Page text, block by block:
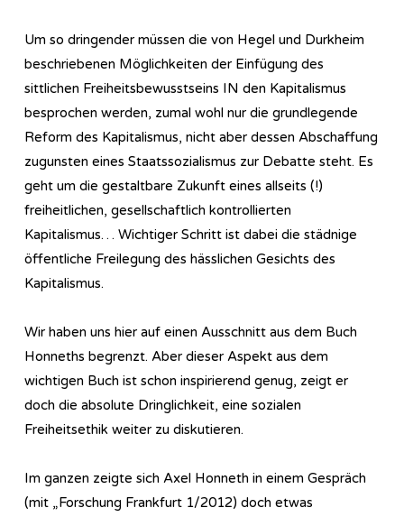
Um so dringender müssen die von Hegel und Durkheim
beschriebenen Möglichkeiten der Einfügung des
sittlichen Freiheitsbewusstseins IN den Kapitalismus
besprochen werden, zumal wohl nur die grundlegende
Reform des Kapitalismus, nicht aber dessen Abschaffung
zugunsten eines Staatssozialismus zur Debatte steht. Es
geht um die gestaltbare Zukunft eines allseits (!)
freiheitlichen, gesellschaftlich kontrollierten
Kapitalismus… Wichtiger Schritt ist dabei die städnige
öffentliche Freilegung des hässlichen Gesichts des
Kapitalismus.
Wir haben uns hier auf einen Ausschnitt aus dem Buch
Honneths begrenzt. Aber dieser Aspekt aus dem
wichtigen Buch ist schon inspirierend genug, zeigt er
doch die absolute Dringlichkeit, eine sozialen
Freiheitsethik weiter zu diskutieren.
Im ganzen zeigte sich Axel Honneth in einem Gespräch
(mit „Forschung Frankfurt 1/2012) doch etwas